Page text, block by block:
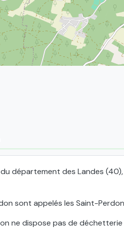
département des Landes
sont appelés les Saint-
ne dispose pas de